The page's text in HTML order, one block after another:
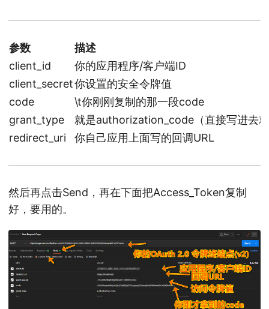
参数
描述
client_id
你的应用程序/客户端ID
client_secret你设置的安全令牌值
code
\t你刚刚复制的那一段code
grant_type
就是authorization_code（直接写进去
redirect_uri
你自己应用上面写的回调URL
然后再点击Send，再在下面把Access_Token复制
好，要用的。